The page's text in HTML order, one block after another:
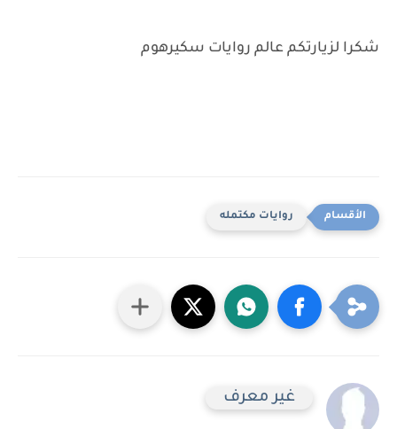
شكرا لزيارتكم عالم روايات سكيرهوم
روايات مكتمله
غير معرف